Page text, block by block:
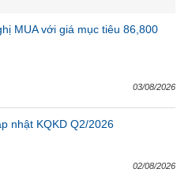
MUA với giá mục tiêu 86,800
03/08/2026
nhật KQKD Q2/2026
02/08/2026